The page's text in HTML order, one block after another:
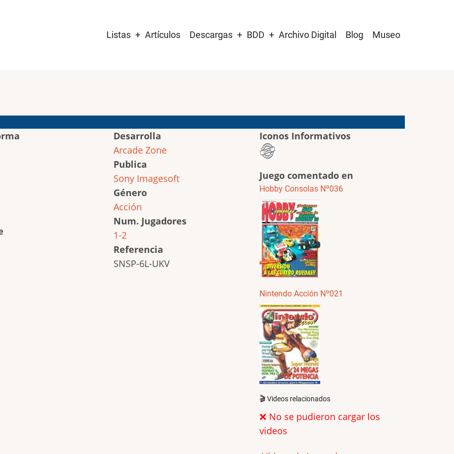
navigation
Listas Artículos Descargas BDD Archivo Digital Blog Museo
Desarrolla
Arcade Zone
Publica
Sony Imagesoft
Género
Acción
Num. Jugadores
1-2
Referencia
SNSP-6L-UKV
Iconos Informativos
Juego comentado en
Hobby Consolas Nº036
Nintendo Acción Nº021
🎬 Videos relacionados
❌ No se pudieron cargar los
videos